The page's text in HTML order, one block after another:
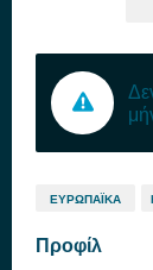
ΕΥΡΩΠΑΪΚΆ
Προφίλ